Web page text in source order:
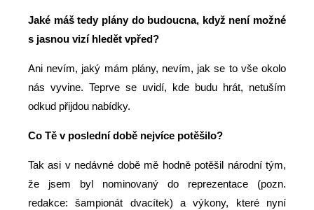
Jaké máš tedy plány do budoucna, když není možné
s jasnou vizí hledět vpřed?
Ani nevím, jaký mám plány, nevím, jak se to vše okolo
nás vyvine. Teprve se uvidí, kde budu hrát, netuším
odkud přijdou nabídky.
Co Tě v poslední době nejvíce potěšilo?
Tak asi v nedávné době mě hodně potěšil národní tým,
že jsem byl nominovaný do reprezentace (pozn.
redakce: šampionát dvacítek) a výkony, které nyní